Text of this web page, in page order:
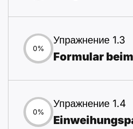
0%
Упражнение 1.3
Formular
0%
Упражнение 1.4